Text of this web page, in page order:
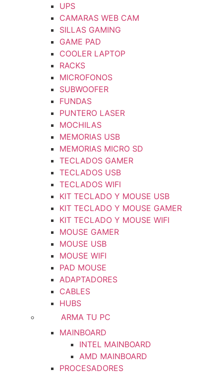
UPS
CAMARAS WEB CAM
SILLAS GAMING
GAME PAD
COOLER LAPTOP
RACKS
MICROFONOS
SUBWOOFER
FUNDAS
PUNTERO LASER
MOCHILAS
MEMORIAS USB
MEMORIAS MICRO SD
TECLADOS GAMER
TECLADOS USB
TECLADOS WIFI
KIT TECLADO Y MOUSE USB
KIT TECLADO Y MOUSE GAMER
KIT TECLADO Y MOUSE WIFI
MOUSE GAMER
MOUSE USB
MOUSE WIFI
PAD MOUSE
ADAPTADORES
CABLES
HUBS
ARMA TU PC
MAINBOARD
INTEL MAINBOARD
AMD MAINBOARD
PROCESADORES